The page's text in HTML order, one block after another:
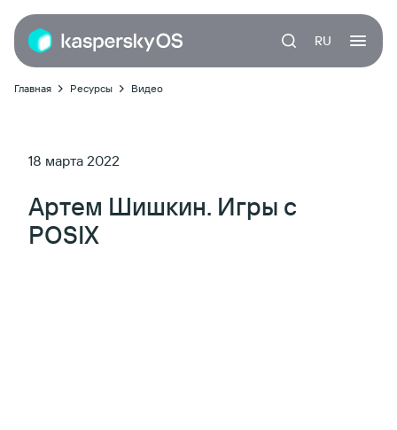
RU
Главная Ресурсы Видео
18 марта 2022
Артем Шишкин. Игры с
POSIX